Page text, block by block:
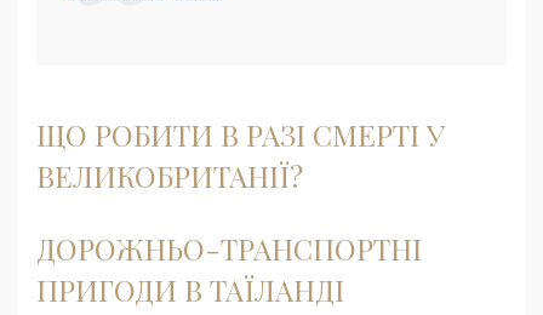
ЩО РОБИТИ В РАЗІ СМЕРТІ У
ВЕЛИКОБРИТАНІЇ?
ДОРОЖНЬО-ТРАНСПОРТНІ
ПРИГОДИ В ТАЇЛАНДІ